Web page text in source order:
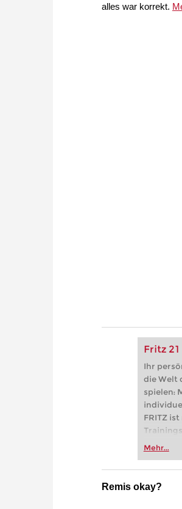
alles war korrekt.
Fritz 21
Ihr
die Welt
spielen:
FRITZ
zuvor.
Mehr...
Remis okay?